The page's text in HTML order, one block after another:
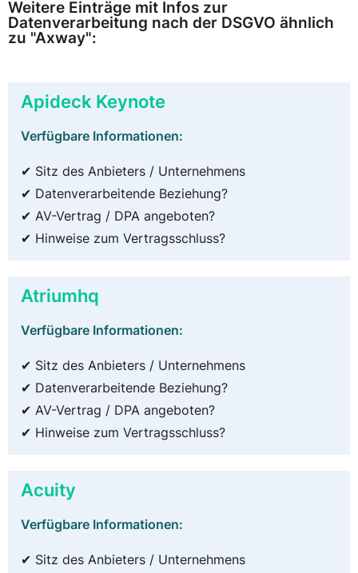
Weitere Einträge mit Infos zur
Datenverarbeitung nach der DSGVO ähnlich
zu "Axway":
Apideck Keynote
Verfügbare Informationen:
✔ Sitz des Anbieters / Unternehmens
✔ Datenverarbeitende Beziehung?
✔ AV-Vertrag / DPA angeboten?
✔ Hinweise zum Vertragsschluss?
Atriumhq
Verfügbare Informationen:
✔ Sitz des Anbieters / Unternehmens
✔ Datenverarbeitende Beziehung?
✔ AV-Vertrag / DPA angeboten?
✔ Hinweise zum Vertragsschluss?
Acuity
Verfügbare Informationen:
✔ Sitz des Anbieters / Unternehmens